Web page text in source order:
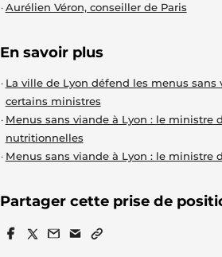
Aurélien Véron, conseiller de Paris
En savoir plus
La ville de Lyon défend les menus
certains ministres
Menus sans viande à Lyon : le ministre
nutritionnelles
Menus sans viande à Lyon : le ministre
Partager cette prise de